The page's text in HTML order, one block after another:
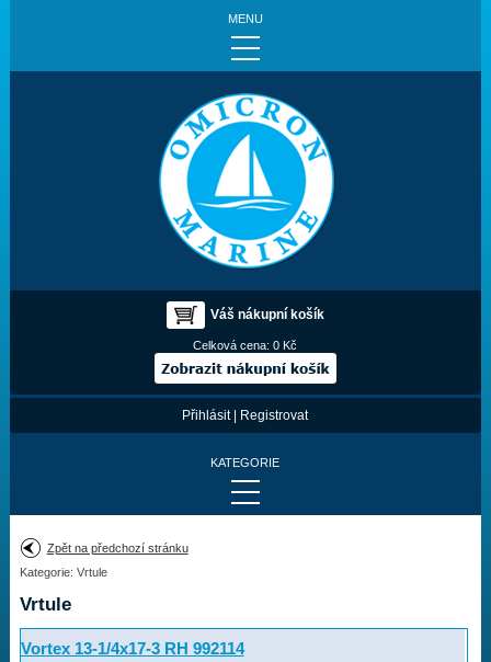
MENU
Váš nákupní košík
Celková cena:0 Kč
Přihlásit| Registrovat
KATEGORIE
Provedení:
Výrobce:
Drážky na hřídeli:
Zpět na předchozí stránku
Kategorie: Vrtule
Vrtule
Vortex 13-1/4x17-3 RH 992114